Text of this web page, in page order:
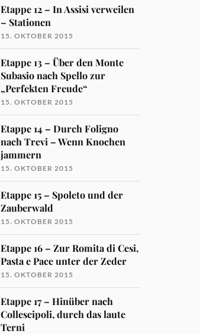
Etappe 12 – In Assisi verweilen
– Stationen
15. OKTOBER 2015
Etappe 13 – Über den Monte
Subasio nach Spello zur
„Perfekten Freude“
15. OKTOBER 2015
Etappe 14 – Durch Foligno
nach Trevi – Wenn Knochen
jammern
15. OKTOBER 2015
Etappe 15 – Spoleto und der
Zauberwald
15. OKTOBER 2015
Etappe 16 – Zur Romita di Cesi,
Pasta e Pace unter der Zeder
15. OKTOBER 2015
Etappe 17 – Hinüber nach
Collescipoli, durch das laute
Terni